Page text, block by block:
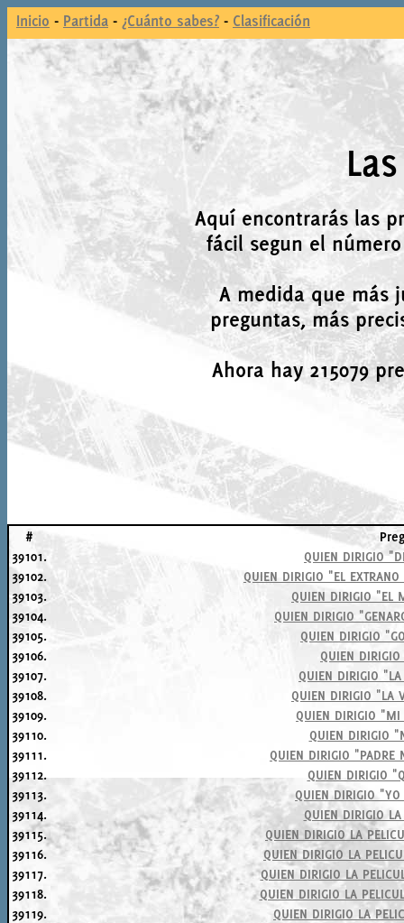
Inicio - Partida - ¿Cuánto sabes? - Clasificación
Aquí encontrarás las
fácil segun el
A medida que más
preguntas, más
Ahora hay 215079
#
39101.
QUIEN DIRIGIO
39102.
QUIEN DIRIGIO "EL
39103.
QUIEN DIRIGIO "EL
39104.
QUIEN DIRIGIO
39105.
QUIEN DIRIGIO
39106.
QUIEN
39107.
QUIEN DIRIGIO
39108.
QUIEN DIRIGIO "LA
39109.
QUIEN DIRIGIO "MI
39110.
QUIEN DIRIGIO
39111.
QUIEN DIRIGIO "PADRE
39112.
QUIEN DIRIGIO
39113.
QUIEN DIRIGIO
39114.
QUIEN DIRIGIO
39115.
QUIEN DIRIGIO LA
39116.
QUIEN DIRIGIO LA
39117.
QUIEN DIRIGIO LA
39118.
QUIEN DIRIGIO LA
39119.
QUIEN DIRIGIO LA